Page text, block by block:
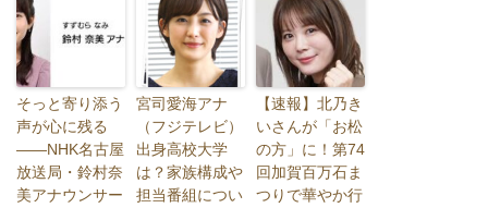
そっと寄り添う
声が心に残る
――NHK名古屋
放送局・鈴村奈
美アナウンサー
宮司愛海アナ
（フジテレビ）
出身高校大学
は？家族構成や
担当番組につい
【速報】北乃き
いさんが「お松
の方」に！第74
回加賀百万石ま
つりで華やか行